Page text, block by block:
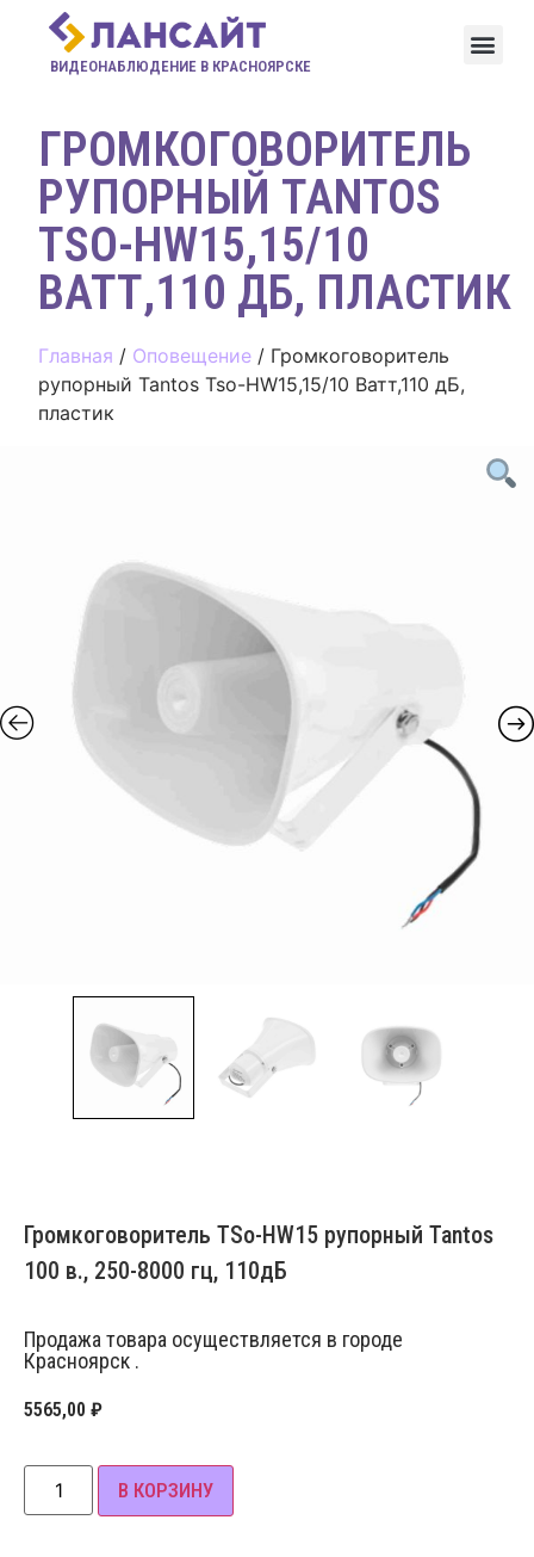
ВИДЕОНАБЛЮДЕНИЕ В КРАСНОЯРСКЕ
ГРОМКОГОВОРИТЕЛЬ
РУПОРНЫЙ TANTOS
TSO-HW15,15/10
ВАТТ,110 ДБ, ПЛАСТИК
Главная / Оповещение / Громкоговоритель
рупорный Tantos Tso-HW15,15/10 Ватт,110 дБ,
пластик
Громкоговоритель TSo-HW15 рупорный Tantos
100 в., 250-8000 гц, 110дБ
Продажа товара осуществляется в городе
Красноярск .
5565,00 ₽
В КОРЗИНУ